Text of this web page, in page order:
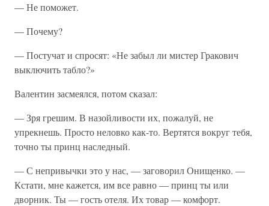
— Не поможет.
— Почему?
— Постучат и спросят: «Не забыл ли мистер Гракович
выключить табло?»
Валентин засмеялся, потом сказал:
— Зря грешим. В назойливости их, пожалуй, не
упрекнешь. Просто неловко как-то. Вертятся вокруг тебя,
точно ты принц наследный.
— С непривычки это у нас, — заговорил Онищенко. —
Кстати, мне кажется, им все равно — принц ты или
дворник. Ты — гость отеля. Их товар — комфорт.